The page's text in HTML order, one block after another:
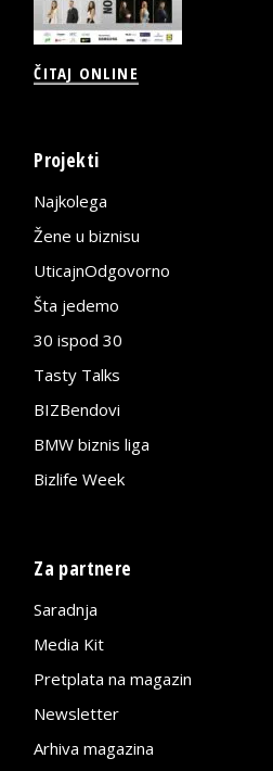
ČITAJ ONLINE
Projekti
Najkolega
Žene u biznisu
UticajnOdgovorno
Šta jedemo
30 ispod 30
Tasty Talks
BIZBendovi
BMW biznis liga
Bizlife Week
Za partnere
Saradnja
Media Kit
Pretplata na magazin
Newsletter
Arhiva magazina